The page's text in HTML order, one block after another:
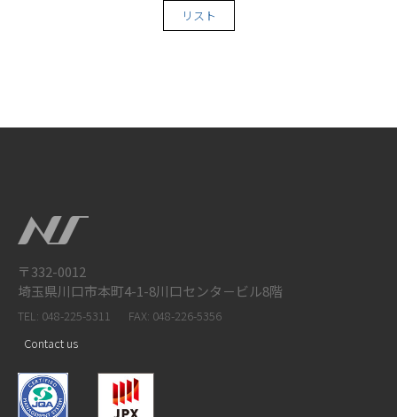
リスト
〒332-0012
埼玉県川口市本町4-1-8川口センタ－ビル8階
TEL: 048-225-5311
FAX: 048-226-5356
Contact us